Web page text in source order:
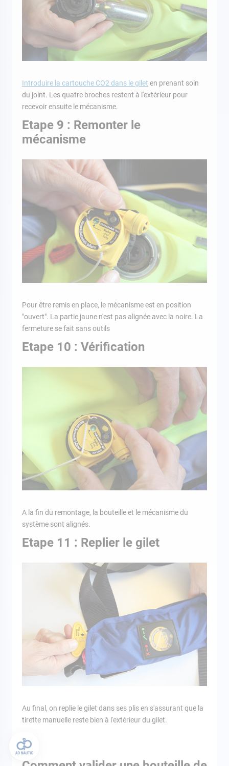
Introduire la cartouche CO2 dans le gilet en prenant soin
du joint. Les quatre broches restent à l'extérieur pour
recevoir ensuite le mécanisme.
Etape 9 : Remonter le
mécanisme
Pour être remis en place, le mécanisme est en position
"ouvert". La partie jaune n'est pas alignée avec la noire. La
fermeture se fait sans outils
Etape 10 : Vérification
A la fin du remontage, la bouteille et le mécanisme du
système sont alignés.
Etape 11 : Replier le gilet
Au final, on replie le gilet dans ses plis en s'assurant que la
tirette manuelle reste bien à l'extérieur du gilet.